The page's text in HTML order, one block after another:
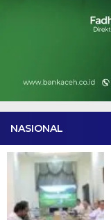
NASIONAL